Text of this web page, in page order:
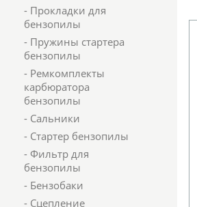
- Прокладки для
бензопилы
- Пружины стартера
бензопилы
- Ремкомплекты
карбюратора
бензопилы
- Сальники
- Стартер бензопилы
- Фильтр для
бензопилы
- Бензобаки
- Сцепление